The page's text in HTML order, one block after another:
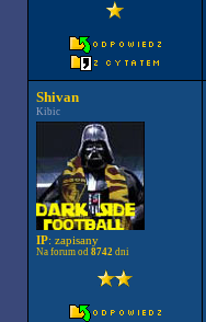
Shivan
Kibic
IP: zapisany
Na forum od 8742dni